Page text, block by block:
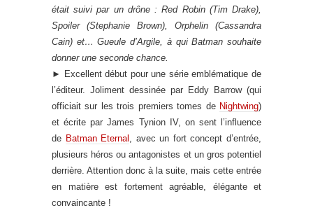
était suivi par un drône : Red Robin (Tim Drake),
Spoiler (Stephanie Brown), Orphelin (Cassandra
Cain) et… Gueule d’Argile, à qui Batman souhaite
donner une seconde chance.
►
Excellent début pour une série emblématique de
l’éditeur. Joliment dessinée par Eddy Barrow (qui
officiait sur les trois premiers tomes de Nightwing)
et écrite par James Tynion IV, on sent l’influence
de Batman Eternal , avec un fort concept d’entrée,
plusieurs héros ou antagonistes et un gros potentiel
derrière. Attention donc à la suite, mais cette entrée
en matière est fortement agréable, élégante et
convaincante !